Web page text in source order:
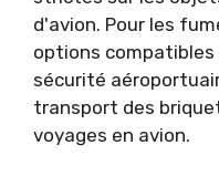
d'avion. Pour les
options compatibles
sécurité
transport des
voyages en avion.